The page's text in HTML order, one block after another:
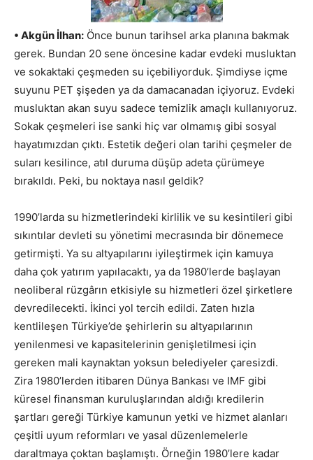
• Akgün İlhan: Önce bunun tarihsel arka planına bakmak
gerek. Bundan 20 sene öncesine kadar evdeki musluktan
ve sokaktaki çeşmeden su içebiliyorduk. Şimdiyse içme
suyunu PET şişeden ya da damacanadan içiyoruz. Evdeki
musluktan akan suyu sadece temizlik amaçlı kullanıyoruz.
Sokak çeşmeleri ise sanki hiç var olmamış gibi sosyal
hayatımızdan çıktı. Estetik değeri olan tarihi çeşmeler de
suları kesilince, atıl duruma düşüp adeta çürümeye
bırakıldı. Peki, bu noktaya nasıl geldik?
1990’larda su hizmetlerindeki kirlilik ve su kesintileri gibi
sıkıntılar devleti su yönetimi mecrasında bir dönemece
getirmişti. Ya su altyapılarını iyileştirmek için kamuya
daha çok yatırım yapılacaktı, ya da 1980’lerde başlayan
neoliberal rüzgârın etkisiyle su hizmetleri özel şirketlere
devredilecekti. İkinci yol tercih edildi. Zaten hızla
kentlileşen Türkiye’de şehirlerin su altyapılarının
yenilenmesi ve kapasitelerinin genişletilmesi için
gereken mali kaynaktan yoksun belediyeler çaresizdi.
Zira 1980’lerden itibaren Dünya Bankası ve IMF gibi
küresel finansman kuruluşlarından aldığı kredilerin
şartları gereği Türkiye kamunun yetki ve hizmet alanları
çeşitli uyum reformları ve yasal düzenlemelerle
daraltmaya çoktan başlamıştı. Örneğin 1980’lere kadar